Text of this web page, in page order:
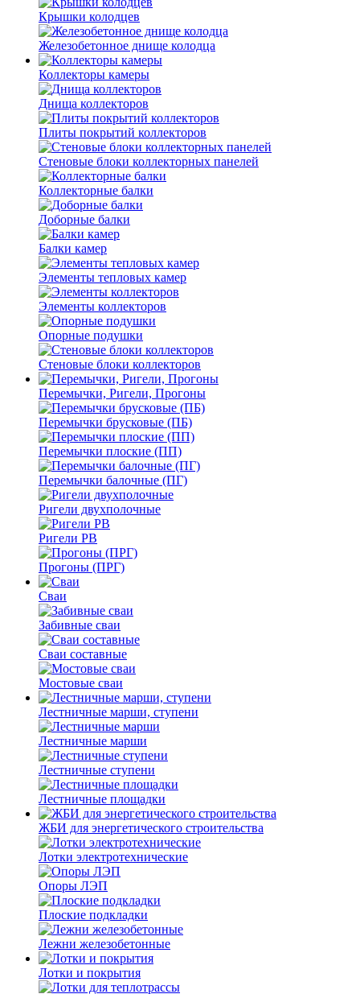
Крышки колодцев
Железобетонное днище колодца
Коллекторы камеры
Днища коллекторов
Плиты покрытий коллекторов
Стеновые блоки коллекторных панелей
Коллекторные балки
Доборные балки
Балки камер
Элементы тепловых камер
Элементы коллекторов
Опорные подушки
Стеновые блоки коллекторов
Перемычки, Ригели, Прогоны
Перемычки брусковые (ПБ)
Перемычки плоские (ПП)
Перемычки балочные (ПГ)
Ригели двухполочные
Ригели РВ
Прогоны (ПРГ)
Сваи
Забивные сваи
Сваи составные
Мостовые сваи
Лестничные марши, ступени
Лестничные марши
Лестничные ступени
Лестничные площадки
ЖБИ для энергетического строительства
Лотки электротехнические
Опоры ЛЭП
Плоские подкладки
Лежни железобетонные
Лотки и покрытия